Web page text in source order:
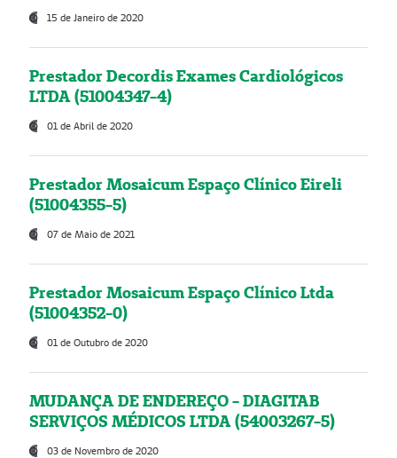
15 de Janeiro de 2020
Prestador Decordis Exames Cardiológicos
LTDA (51004347-4)
01 de Abril de 2020
Prestador Mosaicum Espaço Clínico Eireli
(51004355-5)
07 de Maio de 2021
Prestador Mosaicum Espaço Clínico Ltda
(51004352-0)
01 de Outubro de 2020
MUDANÇA DE ENDEREÇO - DIAGITAB
SERVIÇOS MÉDICOS LTDA (54003267-5)
03 de Novembro de 2020